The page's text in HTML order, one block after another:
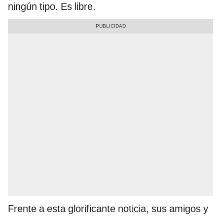
ningún tipo. Es libre.
Frente a esta glorificante noticia, sus amigos y